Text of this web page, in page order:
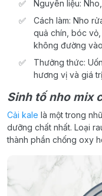
Nguyên liệu:
Cách làm: Nho
quả chín, bóc
không đường
Thưởng thức:
hương vị và giá
Sinh tố nho mix
Cải kale là một trong
dưỡng chất nhất. Loại
thành phần chống oxy